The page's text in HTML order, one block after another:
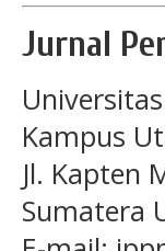
Jurnal
Kampus
Jl. Kapten
Sumatera